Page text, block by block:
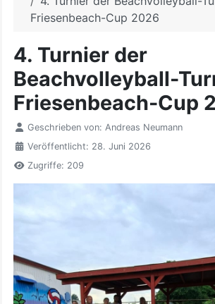
Friesenbeach-Cup 2026
4. Turnier der
Beachvolleyball-
Friesenbeach-Cup
Geschrieben von: Andreas Neumann
Veröffentlicht: 28. Juni 2026
Zugriffe: 209